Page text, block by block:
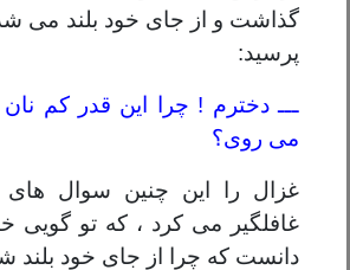
گذاشت و از جای خود بلند می
پرسید:
ـــ دخترم ! چرا این قدر کم
می روی؟
غزال را این چنین سوال
غافلگیر می کرد ، که تو
دانست که چرا از جای خود